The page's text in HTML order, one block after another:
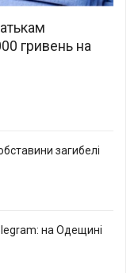
гривень на
загибелі
на Одещині